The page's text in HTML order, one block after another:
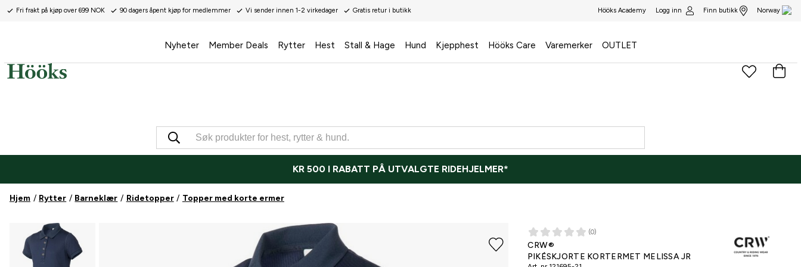
Fri frakt på kjøp over 699 NOK 90 dagers åpent kjøp for medlemmer Vi sender innen 1-2 virkedager Gratis retur i butikk Hööks Academy Logg inn Finn butikk Norway
Nyheter Member Deals Rytter Hest Stall & Hage Hund Kjepphest Hööks Care Varemerker OUTLET
KR 500 I RABATT PÅ UTVALGTE RIDEHJELMER*
Hjem Rytter Barneklær Ridetopper Topper med korte ermer
(0)
CRW®
PIKÉSKJORTE KORTERMET MELISSA JR